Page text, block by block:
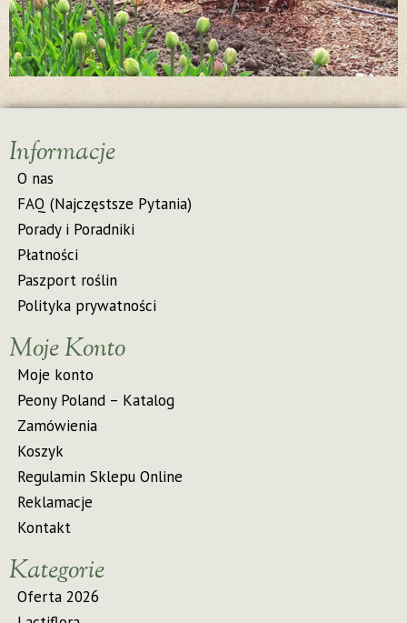
Informacje
O nas
FAQ (Najczęstsze Pytania)
Porady i Poradniki
Płatności
Paszport roślin
Polityka prywatności
Moje Konto
Moje konto
Peony Poland – Katalog
Zamówienia
Koszyk
Regulamin Sklepu Online
Reklamacje
Kontakt
Kategorie
Oferta 2026